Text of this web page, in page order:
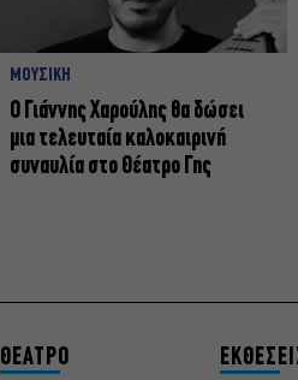
ΜΟΥΣΙΚΗ
Ο Γιάννης Χαρούλης θα δώσει
μια τελευταία καλοκαιρινή
συναυλία στο Θέατρο Γης
ΘΕΑΤΡΟ